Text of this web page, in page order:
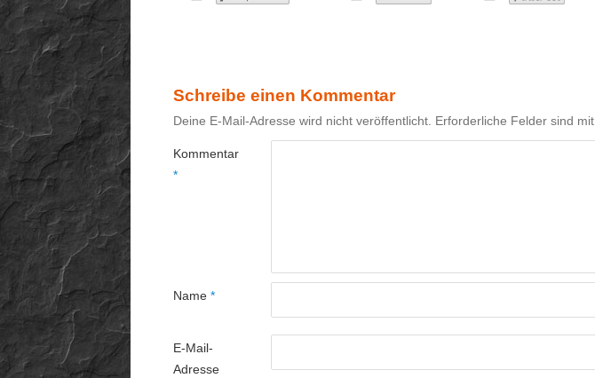
Schreibe einen Kommentar
Deine E-Mail-Adresse wird nicht veröffentlicht. Erforderliche Felder sind mit
Kommentar
*
Name *
E-Mail-
Adresse